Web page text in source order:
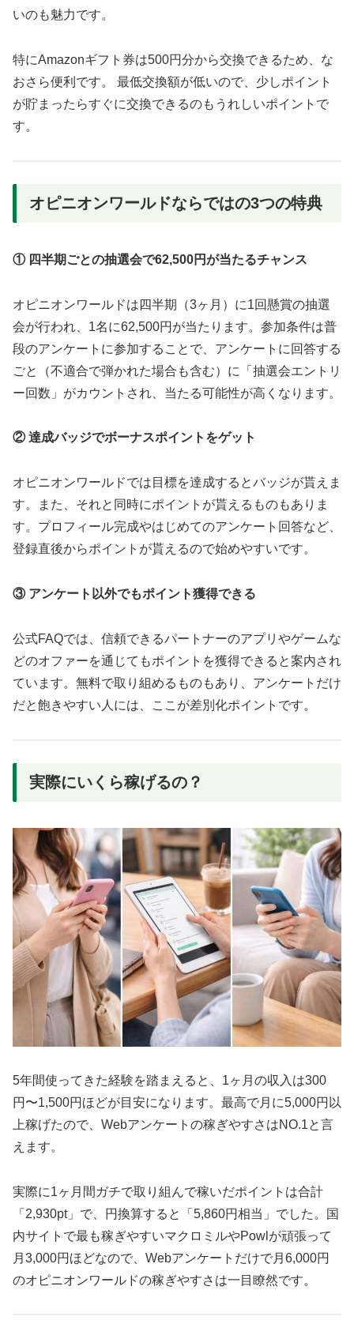
いのも魅力です。
特にAmazonギフト券は500円分から交換できるため、な
おさら便利です。 最低交換額が低いので、少しポイント
が貯まったらすぐに交換できるのもうれしいポイントで
す。
オピニオンワールドならではの3つの特典
① 四半期ごとの抽選会で62,500円が当たるチャンス
オピニオンワールドは四半期（3ヶ月）に1回懸賞の抽選
会が行われ、1名に62,500円が当たります。参加条件は普
段のアンケートに参加することで、アンケートに回答する
ごと（不適合で弾かれた場合も含む）に「抽選会エントリ
ー回数」がカウントされ、当たる可能性が高くなります。
② 達成バッジでボーナスポイントをゲット
オピニオンワールドでは目標を達成するとバッジが貰えま
す。また、それと同時にポイントが貰えるものもありま
す。プロフィール完成やはじめてのアンケート回答など、
登録直後からポイントが貰えるので始めやすいです。
③ アンケート以外でもポイント獲得できる
公式FAQでは、信頼できるパートナーのアプリやゲームな
どのオファーを通じてもポイントを獲得できると案内され
ています。無料で取り組めるものもあり、アンケートだけ
だと飽きやすい人には、ここが差別化ポイントです。
実際にいくら稼げるの？
5年間使ってきた経験を踏まえると、1ヶ月の収入は300
円〜1,500円ほどが目安になります。最高で月に5,000円以
上稼げたので、Webアンケートの稼ぎやすさはNO.1と言
えます。
実際に1ヶ月間ガチで取り組んで稼いだポイントは合計
「2,930pt」で、円換算すると「5,860円相当」でした。国
内サイトで最も稼ぎやすいマクロミルやPowlが頑張って
月3,000円ほどなので、Webアンケートだけで月6,000円
のオピニオンワールドの稼ぎやすさは一目瞭然です。